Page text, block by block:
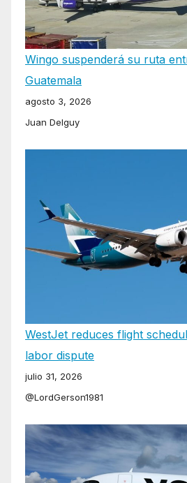
Wingo suspenderá su ruta
Guatemala
agosto 3, 2026
Juan Delguy
WestJet reduces flight
labor dispute
julio 31, 2026
@LordGerson1981